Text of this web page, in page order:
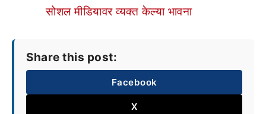
सोशल मीडियावर व्यक्त केल्या भावना
Share this post:
Facebook
X